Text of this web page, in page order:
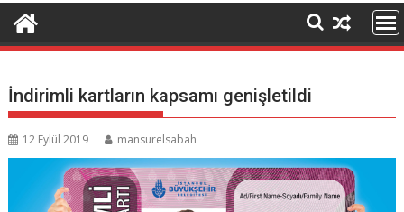
İndirimli kartların kapsamı genişletildi
12 Eylül 2019 mansurelsabah